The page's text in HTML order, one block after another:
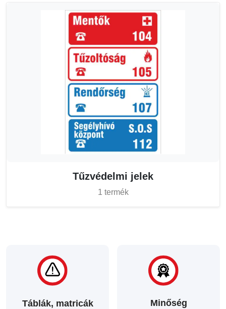
Tűzvédelmi jelek
1 termék
Táblák, matricák Minőség